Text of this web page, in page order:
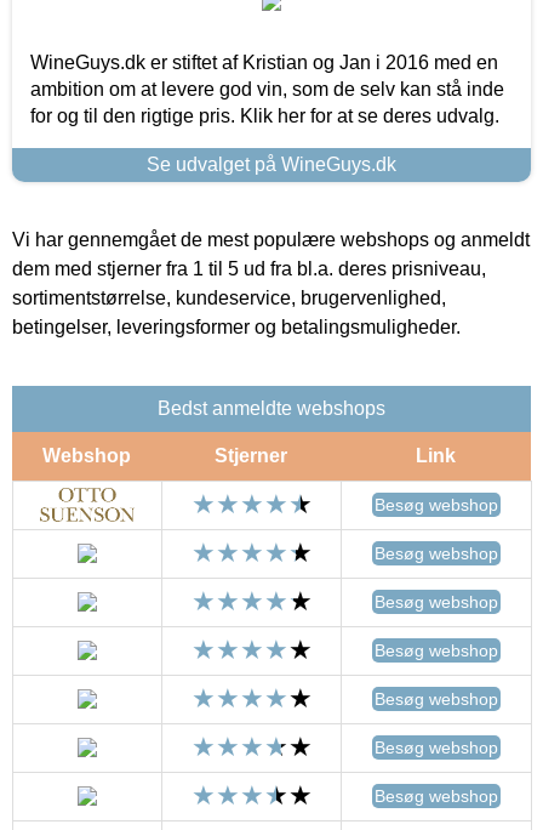
WineGuys.dk er stiftet af Kristian og Jan i 2016 med en
ambition om at levere god vin, som de selv kan stå inde
for og til den rigtige pris. Klik her for at se deres udvalg.
Se udvalget på WineGuys.dk
Vi har gennemgået de mest populære webshops og anmeldt
dem med stjerner fra 1 til 5 ud fra bl.a. deres prisniveau,
sortimentstørrelse, kundeservice, brugervenlighed,
betingelser, leveringsformer og betalingsmuligheder.
Bedst anmeldte webshops
Webshop Stjerner Link
Besøg webshop
Besøg webshop
Besøg webshop
Besøg webshop
Besøg webshop
Besøg webshop
Besøg webshop